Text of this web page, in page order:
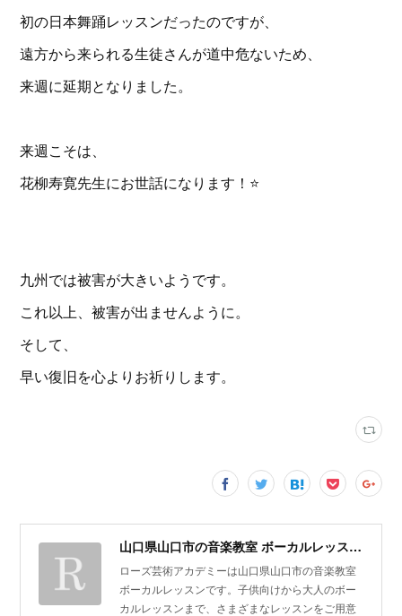
初の日本舞踊レッスンだったのですが、
遠方から来られる生徒さんが道中危ないため、
来週に延期となりました。
来週こそは、
花柳寿寛先生にお世話になります！⭐️
九州では被害が大きいようです。
これ以上、被害が出ませんように。
そして、
早い復旧を心よりお祈りします。
山口県山口市の音楽教室 ボーカルレッスン | ローズ芸術アカデミー
ローズ芸術アカデミーは山口県山口市の音楽教室
ボーカルレッスンです。子供向けから大人のボー
カルレッスンまで、さまざまなレッスンをご用意